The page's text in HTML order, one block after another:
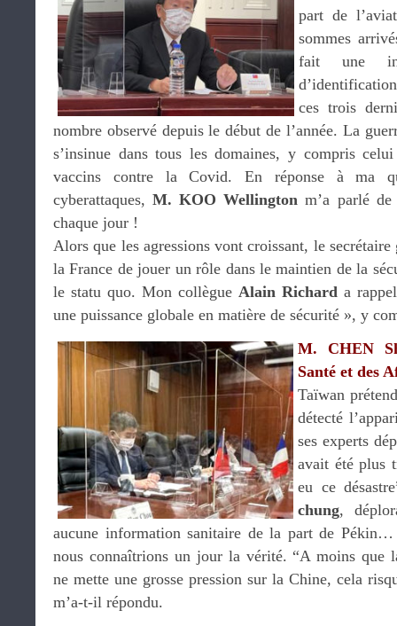
part de
sommes
fait une
ces trois
nombre observé depuis le début de l’année. La
s’insinue dans tous les domaines, y compris
vaccins contre la Covid. En réponse à ma
cyberattaques,M. KOO Wellington m’a parlé de
chaque jour !
Alors que les agressions vont croissant, le secrétaire
la France de jouer un rôle dans le maintien de la
le statu quo. Mon collègue Alain Richard a
une puissance globale en matière de sécurité », y
M. CHEN
Santé et des
Taïwan
détecté
ses experts
avait été plus
eu ce
chung,
aucune information sanitaire de la part de Pékin…
nous connaîtrions un jour la vérité. “A moins que
ne mette une grosse pression sur la Chine, cela
m’a-t-il répondu.